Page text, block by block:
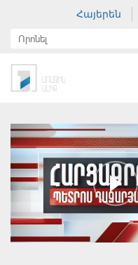
Հայերեն